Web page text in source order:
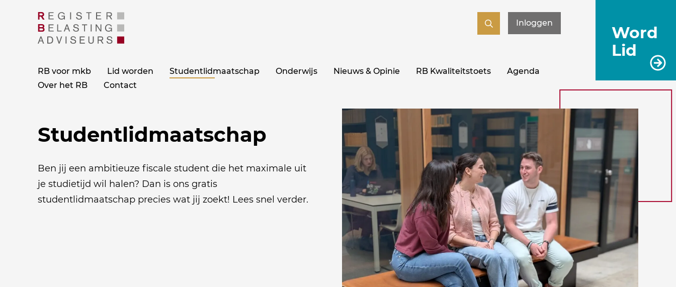
Word
Lid
Inloggen
RB voor mkb Lid worden Studentlidmaatschap Onderwijs Nieuws & Opinie RB Kwaliteitstoets
Agenda
Over het RB
Contact
Studentlidmaatschap
Ben jij een ambitieuze fiscale student die het maximale uit
je studietijd wil halen? Dan is ons gratis
studentlidmaatschap precies wat jij zoekt! Lees snel verder.